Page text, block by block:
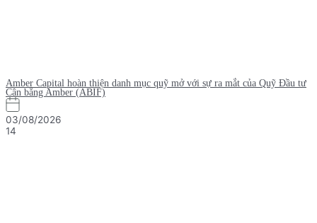
Amber Capital hoàn thiện danh mục quỹ mở với sự ra mắt của Quỹ Đầu tư
Cân bằng Amber (ABIF)
03/08/2026
14